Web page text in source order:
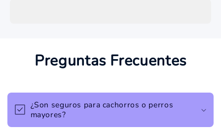
Preguntas Frecuentes
¿Son seguros para cachorros o perros
mayores?